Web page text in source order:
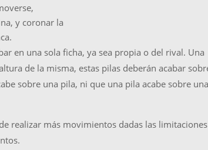
y coronar la
en una sola ficha, ya sea propia o del rival. Una
de la misma, estas pilas deberán acabar
sobre una pila, ni que una pila acabe sobre una
realizar más movimientos dadas las limitaciones